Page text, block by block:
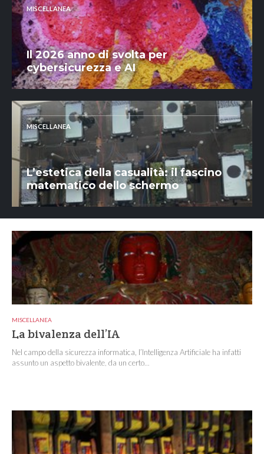
MISCELLANEA
Il 2026 anno di svolta per
cybersicurezza e AI
MISCELLANEA
L’estetica della casualità: il fascino
matematico dello schermo
MISCELLANEA
La bivalenza dell’IA
Nel campo della sicurezza informatica, l’Intelligenza Artificiale ha infatti
assunto un aspetto bivalente, da un certo...